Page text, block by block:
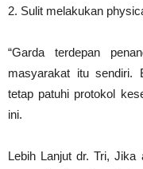
2. Sulit melakukan
“Garda terdepan
masyarakat itu sendiri.
tetap patuhi protokol
ini.
Lebih Lanjut dr. Tri, Jika